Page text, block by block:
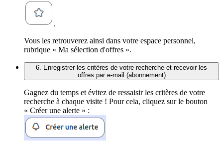
.
Vous les retrouverez ainsi dans votre espace personnel,
rubrique « Ma sélection d'offres ».
6. Enregistrer les critères de votre recherche et recevoir les
offres par e-mail (abonnement)
Gagnez du temps et évitez de ressaisir les critères de votre
recherche à chaque visite ! Pour cela, cliquez sur le bouton
« Créer une alerte » :